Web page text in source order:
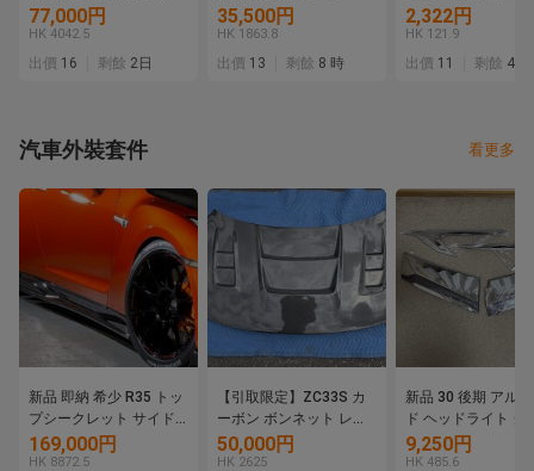
と菊花文筒茶碗（高麗時
代・13世紀）
77,000円
HK 4042.5
出價 16 剩餘 2日
」朱泥 紫砂 壺 宜興 紫砂
壷 茶壺 煎茶 急須 孟臣
紫泥 水平 清 明 紫砂壺
35,500円
HK 1863.8
出價 13 剩餘 8 時
宜興 紫砂 壷 茶壺
急須 孟臣 紫泥 水平
明 紫砂壺 紫砂壷 茶
2,322円
HK 121.9
出價 11 剩餘 4日
汽車外裝套件 看更多
新品 即納 希少 R35 トッ
プシークレット サイド
ディフューザー サイド
ステップ カーボン
169,000円
HK 8872.5
【引取限定】ZC33S カ
ーボン ボンネット レイ
ンカバー付き グッドガ
ン GoodGun 美品
50,000円
HK 2625
新品 30 後期 アル
ド ヘッドライト グ
社外 ガーニッシ
セット モデリスタ
9,250円
HK 485.6